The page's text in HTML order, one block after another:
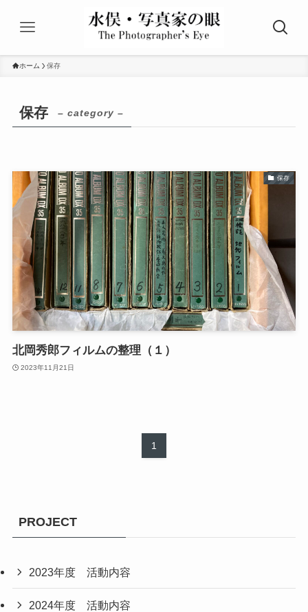
ホーム 保存
保存 – category –
保存
北岡秀郎フィルムの整理（１）
2023年11月21日
1
PROJECT
2023年度 活動内容
2024年度 活動内容